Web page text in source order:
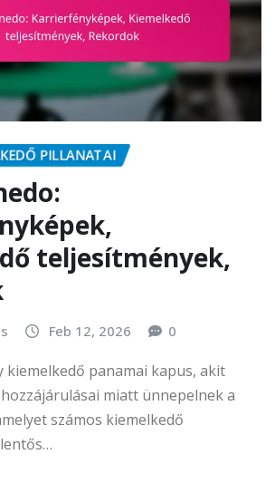
PILLANATAI
teljesítmények,
Feb 12, 2026 0
kiemelkedő panamai kapus, akit
miatt ünnepelnek a
számos kiemelkedő